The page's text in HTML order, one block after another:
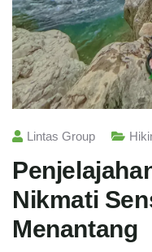
Lintas Group
Nikmati
Menantang